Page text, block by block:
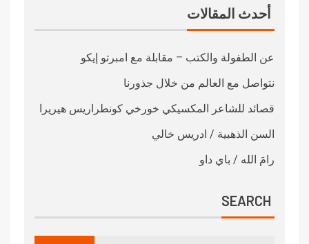
أحدث المقالات
عن الطفولة والكتب – مقابلة مع امبرتو إيكو
نتواصل مع العالم من خلال جذورنا
قصائد للشاعر المكسيكي خورخي كونطراريس هيريرا
السن الذهبية / ادريس خالي
رامَ الله / باي داو
SEARCH